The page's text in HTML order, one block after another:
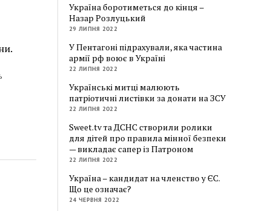
Україна боротиметься до кінця –
Назар Розлуцький
29 ЛИПНЯ 2022
У Пентагоні підрахували, яка частина
армії рф воює в Україні
22 ЛИПНЯ 2022
Українські митці малюють
патріотичні листівки за донати на ЗСУ
22 ЛИПНЯ 2022
Sweet.tv та ДСНС створили ролики
для дітей про правила мінної безпеки
— викладає сапер із Патроном
22 ЛИПНЯ 2022
Україна – кандидат на членство у ЄС.
Що це означає?
24 ЧЕРВНЯ 2022